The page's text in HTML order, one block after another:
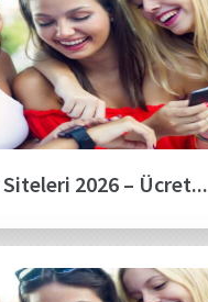
2026 – Ücret...